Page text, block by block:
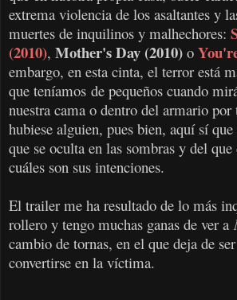
extrema violencia de los asaltantes y
muertes de inquilinos y malhechores:
(2010), Mother's Day (2010) o
embargo, en esta cinta, el terror está
que teníamos de pequeños cuando
nuestra cama o dentro del armario por
hubiese alguien, pues bien, aquí sí
que se oculta en las sombras y del que
cuáles son sus intenciones.
El trailer me ha resultado de lo más
rollero y tengo muchas ganas de ver a
cambio de tornas, en el que deja de
convertirse en la víctima.